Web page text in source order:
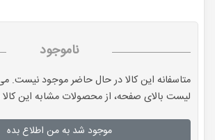
ناموجود
متاسفانه این کالا در حال حاضر موجود نیست.
لیست بالای صفحه، از محصولات مشابه این کالا
موجود شد به من اطلاع بده